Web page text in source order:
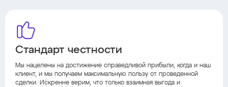
Стандарт честности
Мы нацелены на достижение справедливой прибыли, когда и наш
клиент, и мы получаем максимальную пользу от проведенной
сделки. Искренне верим, что только взаимная выгода и